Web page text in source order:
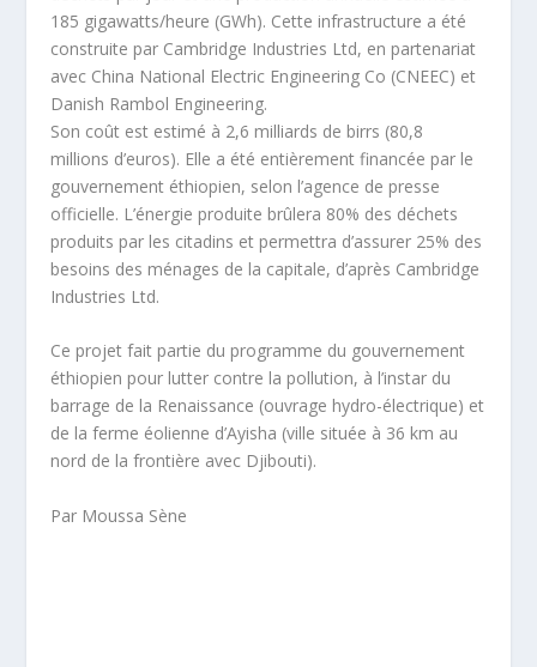
185 gigawatts/heure (GWh). Cette infrastructure a été
construite par Cambridge Industries Ltd, en partenariat
avec China National Electric Engineering Co (CNEEC) et
Danish Rambol Engineering.
Son coût est estimé à 2,6 milliards de birrs (80,8
millions d’euros). Elle a été entièrement financée par le
gouvernement éthiopien, selon l’agence de presse
officielle. L’énergie produite brûlera 80% des déchets
produits par les citadins et permettra d’assurer 25% des
besoins des ménages de la capitale, d’après Cambridge
Industries Ltd.
Ce projet fait partie du programme du gouvernement
éthiopien pour lutter contre la pollution, à l’instar du
barrage de la Renaissance (ouvrage hydro-électrique) et
de la ferme éolienne d’Ayisha (ville située à 36 km au
nord de la frontière avec Djibouti).
Par Moussa Sène